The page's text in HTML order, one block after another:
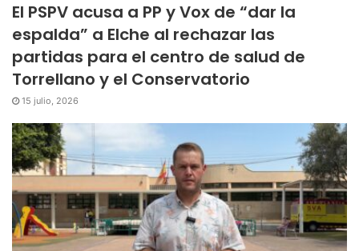
El PSPV acusa a PP y Vox de “dar la
espalda” a Elche al rechazar las
partidas para el centro de salud de
Torrellano y el Conservatorio
15 julio, 2026